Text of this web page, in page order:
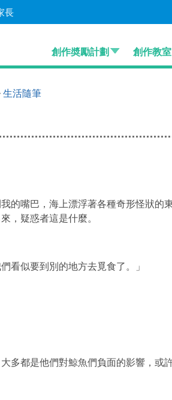
長
創作奬勵計劃 創作教室
生活隨筆
的嘴巴， 海上漂浮著各種奇形怪狀的
，疑惑者這是什麼。
看似要到別的地方去覓食了。 」
大多都是他們對鯨魚們負面的影響， 或